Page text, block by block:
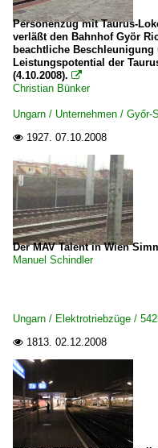
Personenzug mit Taurus-
verläßt den Bahnhof Györ
beachtliche
Leistungspotential der
(4.10.2008). 
Christian Bünker
Ungarn / Unternehmen /
 1927. 07.10.2008
Der MAV Talent in Wien
Manuel Schindler
Ungarn / Elektrotriebzüge /
 1813. 02.12.2008